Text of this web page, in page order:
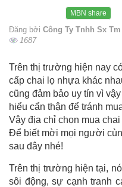
MBN share
Đăng bởi Công Ty Tnhh Sx
1687
Trên thị trường hiện nay
cấp chai lọ nhựa khác
cũng đảm bảo uy tín vì
hiểu cẩn thận để tránh
Vậy địa chỉ chọn mua
Để biết mời mọi người
sau đây nhé!
Trên thị trường hiện tại,
sôi động, sự cạnh tranh